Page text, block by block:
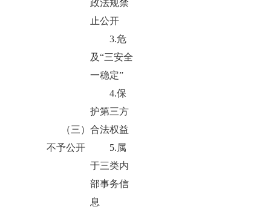
（三）
不予公开
政法规禁
止公开
3.危
及“三安全
一稳定”
4.保
护第三方
合法权益
5.属
于三类内
部事务信
息